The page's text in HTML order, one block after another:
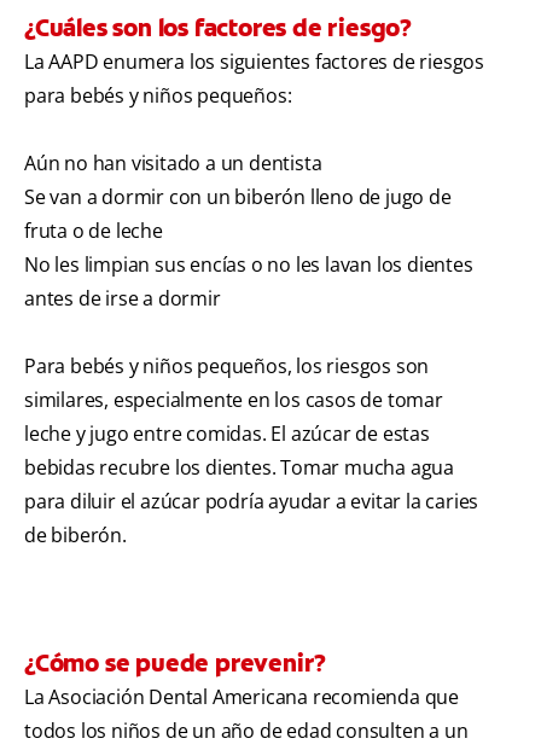
¿Cuáles son los factores de riesgo?
La AAPD enumera los siguientes factores de riesgos
para bebés y niños pequeños:
Aún no han visitado a un dentista
Se van a dormir con un biberón lleno de jugo de
fruta o de leche
No les limpian sus encías o no les lavan los dientes
antes de irse a dormir
Para bebés y niños pequeños, los riesgos son
similares, especialmente en los casos de tomar
leche y jugo entre comidas. El azúcar de estas
bebidas recubre los dientes. Tomar mucha agua
para diluir el azúcar podría ayudar a evitar la caries
de biberón.
¿Cómo se puede prevenir?
La Asociación Dental Americana recomienda que
todos los niños de un año de edad consulten a un